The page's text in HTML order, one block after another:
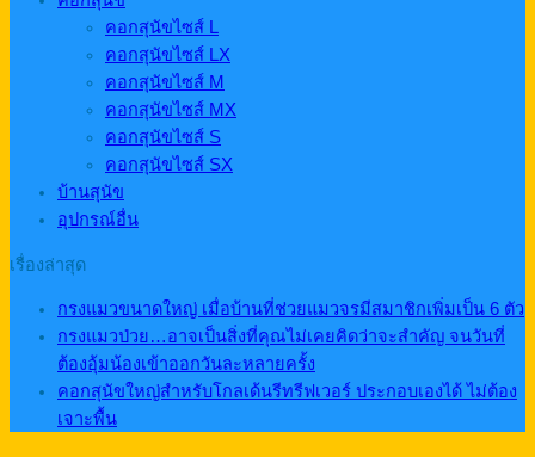
คอกสุนัขไซส์ L
คอกสุนัขไซส์ LX
คอกสุนัขไซส์ M
คอกสุนัขไซส์ MX
คอกสุนัขไซส์ S
คอกสุนัขไซส์ SX
บ้านสุนัข
อุปกรณ์อื่น
เรื่องล่าสุด
กรงแมวขนาดใหญ่ เมื่อบ้านที่ช่วยแมวจรมีสมาชิกเพิ่มเป็น 6 ตัว
กรงแมวป่วย…อาจเป็นสิ่งที่คุณไม่เคยคิดว่าจะสำคัญ จนวันที่
ต้องอุ้มน้องเข้าออกวันละหลายครั้ง
คอกสุนัขใหญ่สำหรับโกลเด้นรีทรีฟเวอร์ ประกอบเองได้ ไม่ต้อง
เจาะพื้น